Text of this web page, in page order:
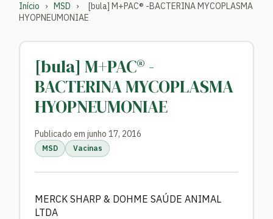
Início › MSD ›
[bula] M+PAC® -BACTERINA MYCOPLASMA
HYOPNEUMONIAE
[bula] M+PAC® -
BACTERINA MYCOPLASMA
HYOPNEUMONIAE
Publicado em junho 17, 2016
MSD Vacinas
MERCK SHARP & DOHME SAÚDE ANIMAL
LTDA